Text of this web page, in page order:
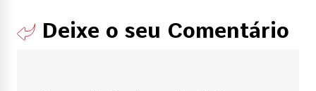
Deixe o seu Comentário